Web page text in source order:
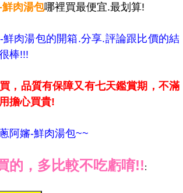
肉湯包哪裡買最便宜.最划算!
肉湯包的開箱.分享.評論跟比價的結
棒!!!
，品質有保障又有七天鑑賞期，不滿
擔心買貴!
阿嬸-鮮肉湯包~~
的，多比較不吃虧唷!!: